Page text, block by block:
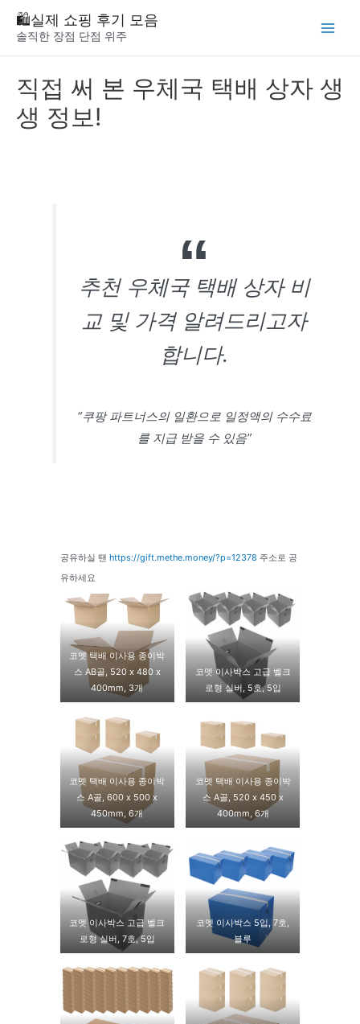
🛍️실제 쇼핑 후기 모음
솔직한 장점 단점 위주
직접 써 본 우체국 택배 상자 생
생 정보!
추천 우체국 택배 상자 비
교 및 가격 알려드리고자
합니다.
“쿠팡 파트너스의 일환으로 일정액의 수수료
를 지급 받을 수 있음”
공유하실 땐 https://gift.methe.money/?p=12378 주소로 공
유하세요
코멧 택배 이사용 종이박
스 AB골, 520 x 480 x
400mm, 3개
코멧 이사박스 고급 벨크
로형 실버, 5호, 5입
코멧 택배 이사용 종이박
스 A골, 600 x 500 x
450mm, 6개
코멧 택배 이사용 종이박
스 A골, 520 x 450 x
400mm, 6개
코멧 이사박스 고급 벨크
로형 실버, 7호, 5입
코멧 이사박스 5입, 7호,
블루